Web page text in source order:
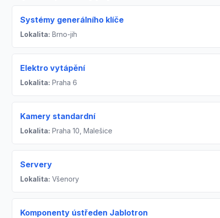
Systémy generálního klíče
Lokalita: Brno-jih
Elektro vytápění
Lokalita: Praha 6
Kamery standardní
Lokalita: Praha 10, Malešice
Servery
Lokalita: Všenory
Komponenty ústředen Jablotron